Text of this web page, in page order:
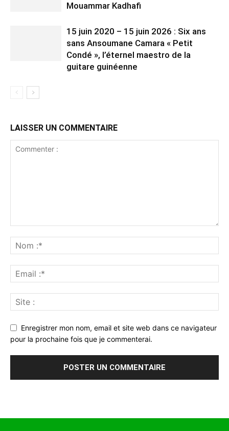
Mouammar Kadhafi
15 juin 2020 – 15 juin 2026 : Six ans
sans Ansoumane Camara « Petit
Condé », l’éternel maestro de la
guitare guinéenne
LAISSER UN COMMENTAIRE
Enregistrer mon nom, email et site web dans ce navigateur
pour la prochaine fois que je commenterai.